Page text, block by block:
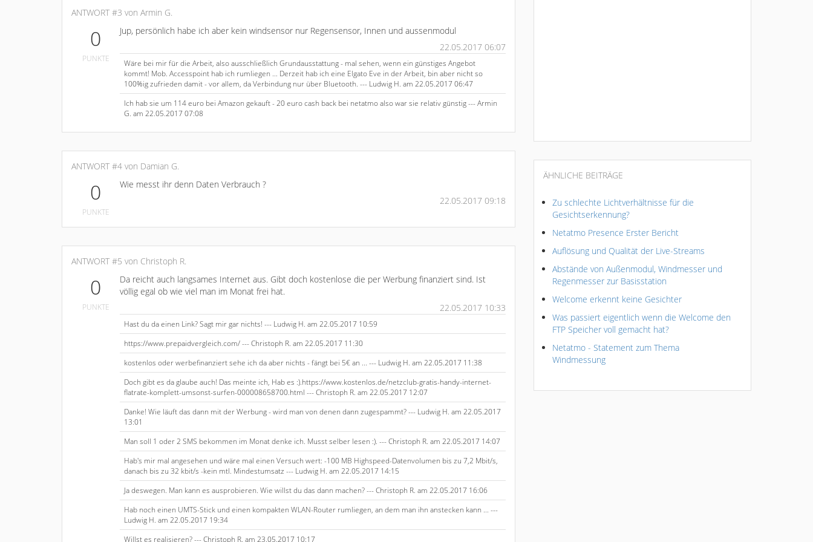
ANTWORT #3 von Armin G.
0
PUNKTE
Jup, persönlich habe ich aber kein windsensor nur Regensensor, Innen und aussenmodul
22.05.2017 06:07
Wäre bei mir für die Arbeit, also ausschließlich Grundausstattung - mal sehen, wenn ein günstiges Angebot
kommt! Mob. Accesspoint hab ich rumliegen ... Derzeit hab ich eine Elgato Eve in der Arbeit, bin aber nicht so
100%ig zufrieden damit - vor allem, da Verbindung nur über Bluetooth. --- Ludwig H. am 22.05.2017 06:47
Ich hab sie um 114 euro bei Amazon gekauft - 20 euro cash back bei netatmo also war sie relativ günstig --- Armin
G. am 22.05.2017 07:08
ANTWORT #4 von Damian G.
0
PUNKTE
Wie messt ihr denn Daten Verbrauch ?
22.05.2017 09:18
ANTWORT #5 von Christoph R.
0
PUNKTE
Da reicht auch langsames Internet aus. Gibt doch kostenlose die per Werbung finanziert sind. Ist
völlig egal ob wie viel man im Monat frei hat.
22.05.2017 10:33
Hast du da einen Link? Sagt mir gar nichts! --- Ludwig H. am 22.05.2017 10:59
https://www.prepaidvergleich.com/ --- Christoph R. am 22.05.2017 11:30
kostenlos oder werbefinanziert sehe ich da aber nichts - fängt bei 5€ an ... --- Ludwig H. am 22.05.2017 11:38
Doch gibt es da glaube auch! Das meinte ich, Hab es :).https://www.kostenlos.de/netzclub-gratis-handy-internet-
flatrate-komplett-umsonst-surfen-000008658700.html --- Christoph R. am 22.05.2017 12:07
Danke! Wie läuft das dann mit der Werbung - wird man von denen dann zugespammt? --- Ludwig H. am 22.05.2017
13:01
Man soll 1 oder 2 SMS bekommen im Monat denke ich. Musst selber lesen :). --- Christoph R. am 22.05.2017 14:07
Hab's mir mal angesehen und wäre mal einen Versuch wert: -100 MB Highspeed-Datenvolumen bis zu 7,2 Mbit/s,
danach bis zu 32 kbit/s -kein mtl. Mindestumsatz --- Ludwig H. am 22.05.2017 14:15
Ja deswegen. Man kann es ausprobieren. Wie willst du das dann machen? --- Christoph R. am 22.05.2017 16:06
Hab noch einen UMTS-Stick und einen kompakten WLAN-Router rumliegen, an dem man ihn anstecken kann ... ---
Ludwig H. am 22.05.2017 19:34
Willst es realisieren? --- Christoph R. am 23.05.2017 10:17
ÄHNLICHE BEITRÄGE
Zu schlechte Lichtverhältnisse für die
Gesichtserkennung?
Netatmo Presence Erster Bericht
Auflösung und Qualität der Live-Streams
Abstände von Außenmodul, Windmesser und
Regenmesser zur Basisstation
Welcome erkennt keine Gesichter
Was passiert eigentlich wenn die Welcome den
FTP Speicher voll gemacht hat?
Netatmo - Statement zum Thema
Windmessung